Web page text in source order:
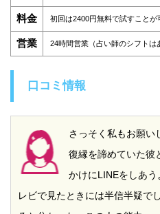
料金 初回は2400円無料で試すことが
営業 24時間営業（占い師のシフトは
口コミ情報
さっそく私もお願い
復縁を諦めていた彼
かけにLINEをしあ
レビで見たときには半信半疑で